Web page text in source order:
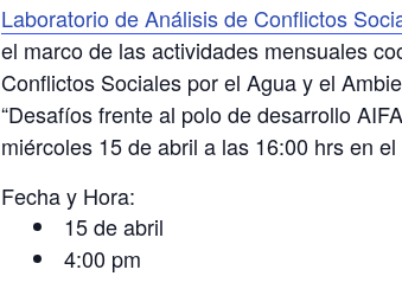
Laboratorio de Análisis de Conflictos
el marco de las actividades mensuales
Conflictos Sociales por el Agua y el
“Desafíos frente al polo de desarrollo
miércoles 15 de abril a las 16:00 hrs en
Fecha y Hora:
15 de abril
4:00 pm